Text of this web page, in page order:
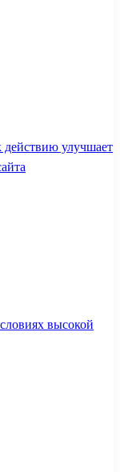
улучшает
высокой